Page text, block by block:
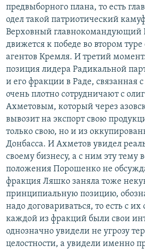
предвыборного плана, то есть
одел такой патриотический
Верховный главнокомандующий
движется к победе во втором
агентов Кремля. И третий
позиция лидера Радикальной
и его фракции в Раде, связанная
очень плотно сотрудничают с
Ахметовым, который через
вывозит на экспорт свою
только свою, но и из
Донбасса. И Ахметов увидел
своему бизнесу, а с ним эту тему
положения Порошенко не
фракция Ляшко заняла тоже
принципиальную позицию,
надо договариваться, то есть с
каждой из фракций были свои
однозначно увидели не угрозу
целостности, а увидели именно